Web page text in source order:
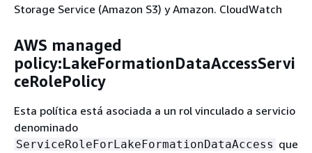
Storage Service (Amazon S3) y Amazon. CloudWatch
AWS managed
policy:LakeFormationDataAccessServi
ceRolePolicy
Esta política está asociada a un rol vinculado a servicio
denominado
ServiceRoleForLakeFormationDataAccess que